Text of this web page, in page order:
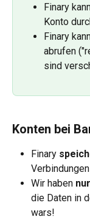
Finary
Konto
Finary
abrufen
sind
Konten bei
Finary
Wir haben
die Daten in
wars!